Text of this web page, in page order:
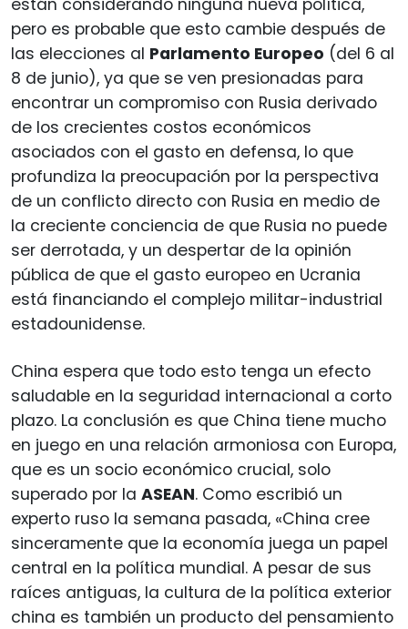
pero es probable que esto cambie después de
las elecciones al Parlamento Europeo (del 6 al
8 de junio), ya que se ven presionadas para
encontrar un compromiso con Rusia derivado
de los crecientes costos económicos
asociados con el gasto en defensa, lo que
profundiza la preocupación por la perspectiva
de un conflicto directo con Rusia en medio de
la creciente conciencia de que Rusia no puede
ser derrotada, y un despertar de la opinión
pública de que el gasto europeo en Ucrania
está financiando el complejo militar-industrial
estadounidense.
China espera que todo esto tenga un efecto
saludable en la seguridad internacional a corto
plazo. La conclusión es que China tiene mucho
en juego en una relación armoniosa con Europa,
que es un socio económico crucial, solo
superado por la ASEAN. Como escribió un
experto ruso la semana pasada, «China cree
sinceramente que la economía juega un papel
central en la política mundial. A pesar de sus
raíces antiguas, la cultura de la política exterior
china es también un producto del pensamiento